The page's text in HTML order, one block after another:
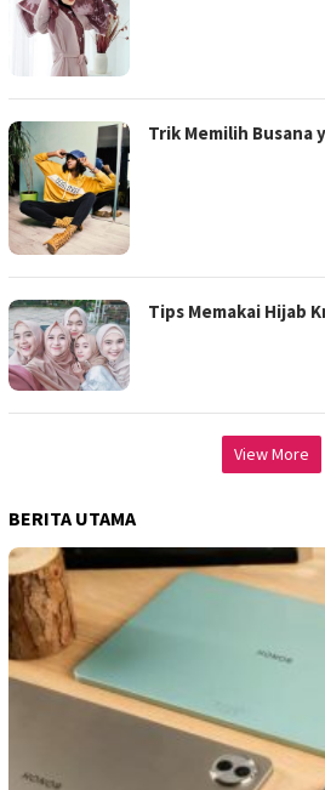
Trik Memilih Busana
Tips Memakai Hijab
View More
BERITA UTAMA